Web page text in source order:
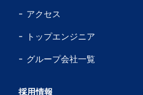
アクセス
トップエンジニア
グループ会社一覧
採用情報